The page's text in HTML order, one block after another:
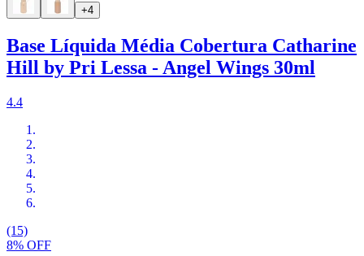
+4
Base Líquida Média Cobertura Catharine
Hill by Pri Lessa - Angel Wings 30ml
4.4
(15)
8% OFF